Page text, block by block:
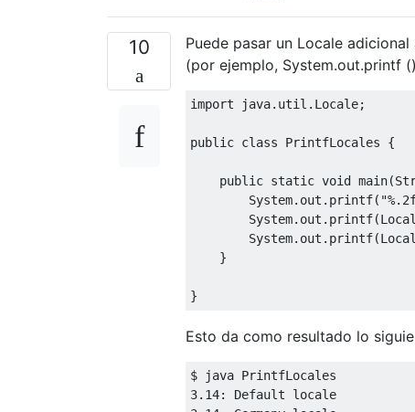
10
Puede pasar un Locale
(por ejemplo, System.out.printf
import java. util . Locale;
public class PrintfLocales {
public static void main(
System. out . printf(
System. out . printf(
System. out . printf(
}
}
Esto da como resultado lo
$ java PrintfLocales
3.14: Default